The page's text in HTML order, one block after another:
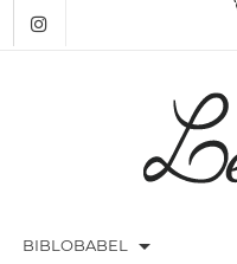
BIBLOBABEL arrow_drop_down